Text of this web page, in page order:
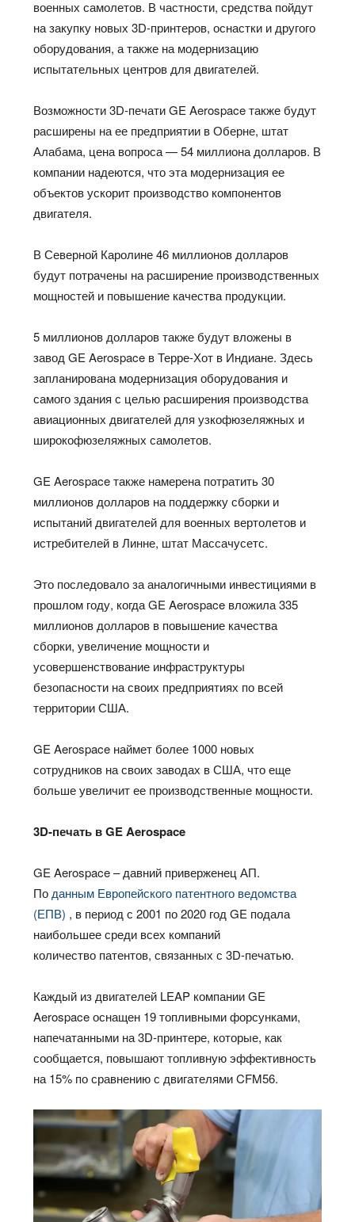
военных самолетов. В частности, средства пойдут
на закупку новых 3D-принтеров, оснастки и другого
оборудования, а также на модернизацию
испытательных центров для двигателей.
Возможности 3D-печати GE Aerospace также будут
расширены на ее предприятии в Оберне, штат
Алабама, цена вопроса — 54 миллиона долларов. В
компании надеются, что эта модернизация ее
объектов ускорит производство компонентов
двигателя.
В Северной Каролине 46 миллионов долларов
будут потрачены на расширение производственных
мощностей и повышение качества продукции.
5 миллионов долларов также будут вложены в
завод GE Aerospace в Терре-Хот в Индиане. Здесь
запланирована модернизация оборудования и
самого здания с целью расширения производства
авиационных двигателей для узкофюзеляжных и
широкофюзеляжных самолетов.
GE Aerospace также намерена потратить 30
миллионов долларов на поддержку сборки и
испытаний двигателей для военных вертолетов и
истребителей в Линне, штат Массачусетс.
Это последовало за аналогичными инвестициями в
прошлом году, когда GE Aerospace вложила 335
миллионов долларов в повышение качества
сборки, увеличение мощности и
усовершенствование инфраструктуры
безопасности на своих предприятиях по всей
территории США.
GE Aerospace наймет более 1000 новых
сотрудников на своих заводах в США, что еще
больше увеличит ее производственные мощности.
3D-печать в GE Aerospace
GE Aerospace – давний приверженец АП.
По данным Европейского патентного ведомства
(ЕПВ) , в период с 2001 по 2020 год GE подала
наибольшее среди всех компаний
количество патентов, связанных с 3D-печатью.
Каждый из двигателей LEAP компании GE
Aerospace оснащен 19 топливными форсунками,
напечатанными на 3D-принтере, которые, как
сообщается, повышают топливную эффективность
на 15% по сравнению с двигателями CFM56.